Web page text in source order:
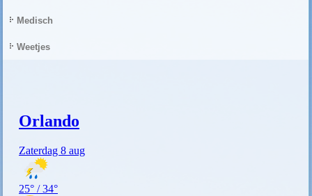
Medisch
Weetjes